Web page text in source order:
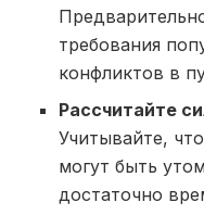
требования
конфликтов в
Рассчитайте
Учитывайте,
могут быть
достаточно